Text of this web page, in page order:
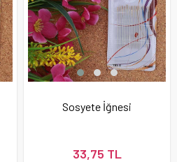
Sosyete İğnesi
33,75 TL